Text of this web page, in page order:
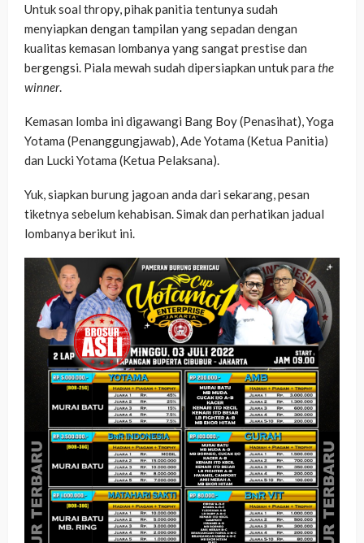
Untuk soal thropy, pihak panitia tentunya sudah
menyiapkan dengan tampilan yang sepadan dengan
kualitas kemasan lombanya yang sangat prestise dan
bergengsi. Piala mewah sudah dipersiapkan untuk para the
winner.
Kemasan lomba ini digawangi Bang Boy (Penasihat), Yoga
Yotama (Penanggungjawab), Ade Yotama (Ketua Panitia)
dan Lucki Yotama (Ketua Pelaksana).
Yuk, siapkan burung jagoan anda dari sekarang, pesan
tiketnya sebelum kehabisan. Simak dan perhatikan jadual
lombanya berikut ini.